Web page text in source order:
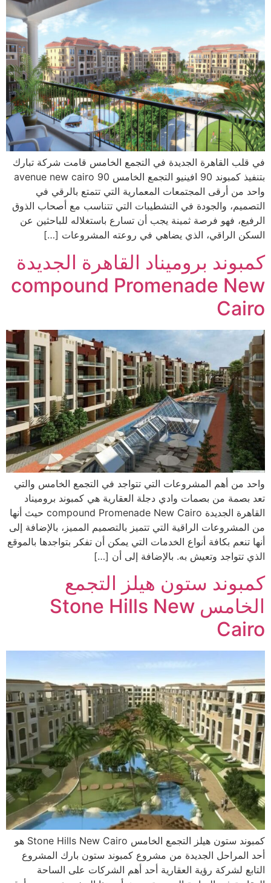
في قلب القاهرة الجديدة في التجمع الخامس قامت شركة تبارك
بتنفيذ ‎كمبوند 90 افينيو التجمع الخامس 90 avenue new cairo
واحد من أرقى المجتمعات المعمارية التي تتمتع بالرقي في
التصميم، والجودة في التشطيبات التي تتناسب مع أصحاب الذوق
الرفيع، فهو فرصة ثمينة يجب أن تسارع باستغلاله للباحثين عن
السكن الراقي، الذي يضاهي في روعته المشروعات […]
‎كمبوند بروميناد القاهرة الجديدة
compound Promenade New
Cairo
واحد من أهم المشروعات التي تتواجد في التجمع الخامس والتي
تعد بصمة من بصمات وادي دجلة العقارية هي ‎كمبوند بروميناد
القاهرة الجديدة compound Promenade New Cairo حيث أنها
من المشروعات الراقية التي تتميز بالتصميم المميز، بالإضافة إلى
أنها تنعم بكافة أنواع الخدمات التي يمكن أن تفكر بتواجدها بالموقع
الذي تتواجد وتعيش به. بالإضافة إلى أن […]
كمبوند ستون هيلز التجمع
الخامس Stone Hills New
Cairo
كمبوند ستون هيلز التجمع الخامس Stone Hills New Cairo هو
أحد المراحل الجديدة من مشروع كمبوند ستون بارك المشروع
التابع لشركة رؤية العقارية أحد أهم الشركات على الساحة